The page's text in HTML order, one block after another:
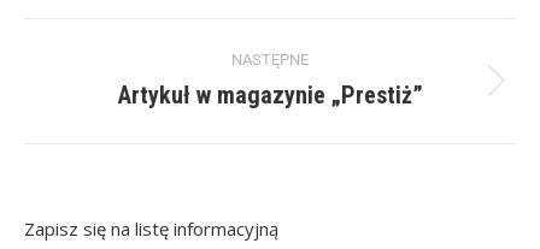
NASTĘPNE
Artykuł w magazynie „Prestiż”
Zapisz się na listę informacyjną